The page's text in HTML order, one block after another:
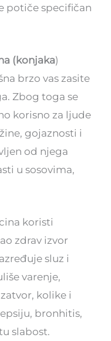
potiče specifičan
(konjaka)
brzo vas zasite
Zbog toga se
korisno za ljude
gojaznosti i
od njega
u sosovima,
koristi
zdrav izvor
sluz i
varenje,
kolike i
bronhitis,
slabost.